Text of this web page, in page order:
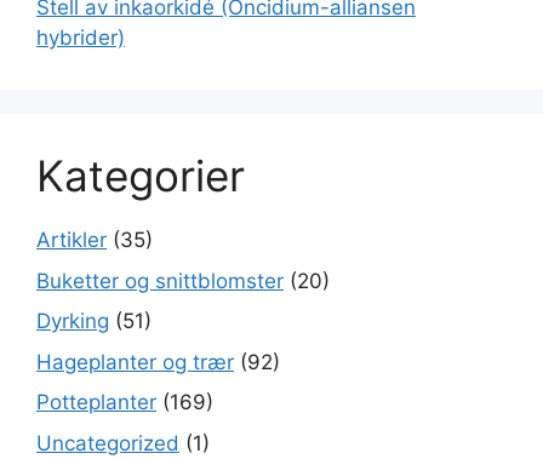
Stell av inkaorkidé (Oncidium-alliansen
hybrider)
Kategorier
Artikler (35)
Buketter og snittblomster (20)
Dyrking (51)
Hageplanter og trær (92)
Potteplanter (169)
Uncategorized (1)